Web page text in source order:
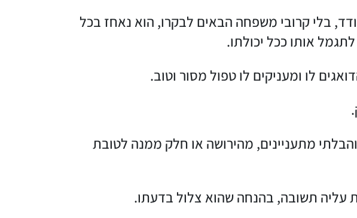
בלי קרובי משפחה הבאים לבקרו, הוא נאחז בכל
אותו ככל יכולתו.
לו ומעניקים לו טפול מסור וטוב.
מתעניינים, מהירושה או חלק ממנה לטובת
עליה תשובה, בהנחה שהוא צלול בדעתו.